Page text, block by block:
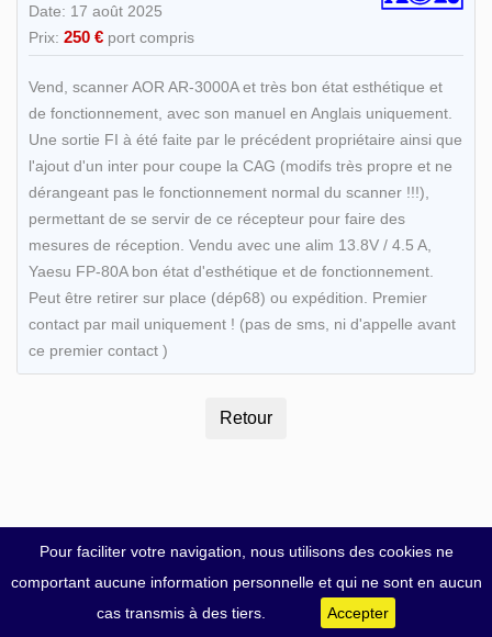
Pour faciliter votre navigation, nous utilisons des cookies ne
comportant aucune information personnelle et qui ne sont en aucun
cas transmis à des tiers.
Accepter
Date: 17 août 2025
Prix: 250 € port compris
Vend, scanner AOR AR-3000A et très bon état esthétique et
de fonctionnement, avec son manuel en Anglais uniquement.
Une sortie FI à été faite par le précédent propriétaire ainsi que
l'ajout d'un inter pour coupe la CAG (modifs très propre et ne
dérangeant pas le fonctionnement normal du scanner !!!),
permettant de se servir de ce récepteur pour faire des
mesures de réception. Vendu avec une alim 13.8V / 4.5 A,
Yaesu FP-80A bon état d'esthétique et de fonctionnement.
Peut être retirer sur place (dép68) ou expédition. Premier
contact par mail uniquement ! (pas de sms, ni d'appelle avant
ce premier contact )